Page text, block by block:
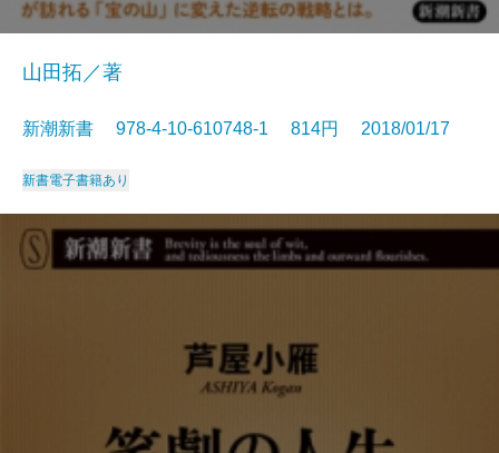
山田拓／著
新潮新書 978-4-10-610748-1 814円 2018/01/17
新書電子書籍あり